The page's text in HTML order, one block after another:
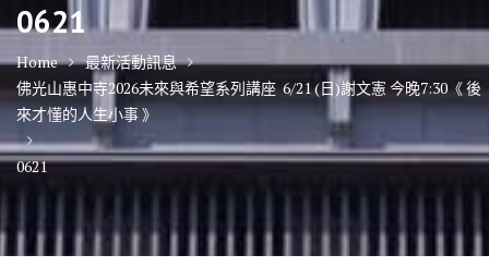
0621
Home
最新活動訊息
佛光山惠中寺2026未來與希望系列講座 6/21 (日)謝文憲 今晚7:30《 後
來才懂的人生小事 》
0621